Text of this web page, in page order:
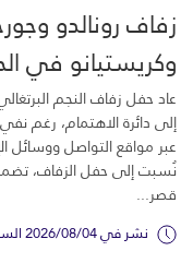
زفاف رونالدو
وكريستيانو في
عاد حفل زفاف النجم
إلى دائرة الاهتمام، رغم
عبر مواقع التواصل ووسائل
نُسبت إلى حفل الزفاف،
قصر...
نشر في 2026/08/04 الساعة 10:45 م